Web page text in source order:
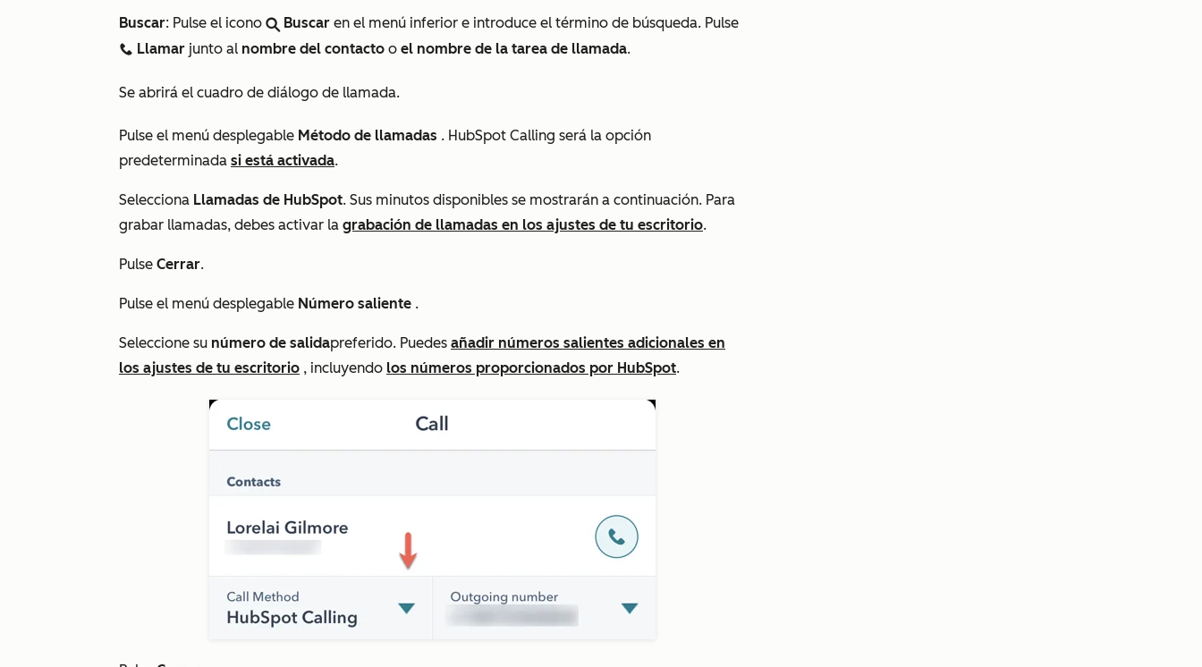
Buscar: Pulse el icono search Buscar en el menú inferior e introduce el término de búsqueda. Pulse
calling Llamar junto al nombre del contacto o el nombre de la tarea de llamada.
Se abrirá el cuadro de diálogo de llamada.
Pulse el menú desplegable Método de llamadas . HubSpot Calling será la opción
predeterminada si está activada.
Selecciona Llamadas de HubSpot. Sus minutos disponibles se mostrarán a continuación. Para
grabar llamadas, debes activar la grabación de llamadas en los ajustes de tu escritorio.
Pulse Cerrar.
Pulse el menú desplegable Número saliente .
Seleccione su número de salidapreferido. Puedes añadir números salientes adicionales en
los ajustes de tu escritorio , incluyendo los números proporcionados por HubSpot.